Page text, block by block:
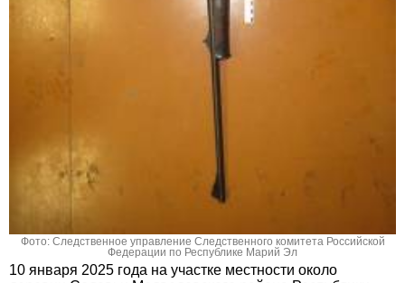
Фото: Следственное управление Следственного комитета Российской
Федерации по Республике Марий Эл
10 января 2025 года на участке местности около